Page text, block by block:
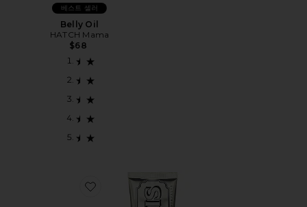
베스트 셀러
Belly Oil
HATCH Mama
$68
Favorite WHITENING 치약